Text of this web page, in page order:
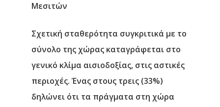
Μεσιτών
Σχετική σταθερότητα συγκριτικά με το
σύνολο της χώρας καταγράφεται στο
γενικό κλίμα αισιοδοξίας, στις αστικές
περιοχές. Ένας στους τρεις (33%)
δηλώνει ότι τα πράγματα στη χώρα